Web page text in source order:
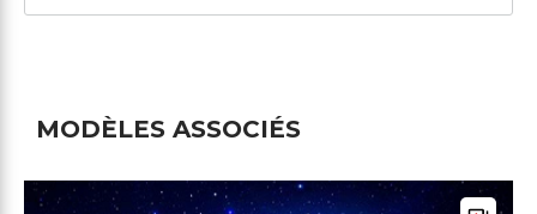
MODÈLES ASSOCIÉS